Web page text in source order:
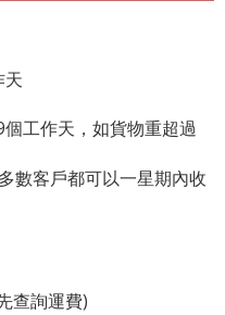
天
工作天，如貨物重超過
數客戶都可以一星期內收
查詢運費)